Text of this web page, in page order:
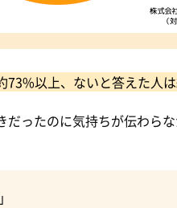
以上、ないと答えた人
ったのに気持ちが伝わら